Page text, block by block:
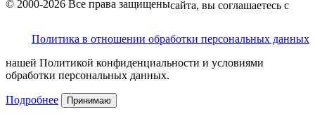
© 2000-2026 Все права защищены
Политика в отношении обработки персональных данных
сайта, вы соглашаетесь с
нашей Политикой конфиденциальности и условиями
обработки персональных данных.
Подробнее Принимаю